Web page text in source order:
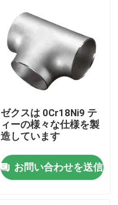
ゼクスは 0Cr18Ni9 テ
ィーの様々な仕様を製
造しています
お問い合わせを送信